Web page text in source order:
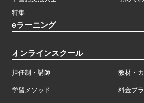
特集
eラーニング
オンラインスクール
担任制・講師 教材・
学習メソッド 料金プ